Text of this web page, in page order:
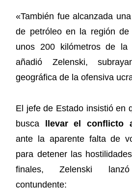
«También fue alcanzada
de petróleo en la región de
unos 200 kilómetros de la
añadió Zelenski,
geográfica de la ofensiva
El jefe de Estado insistió en
busca llevar el conflicto
ante la aparente falta de
para detener las
finales, Zelenski
contundente: